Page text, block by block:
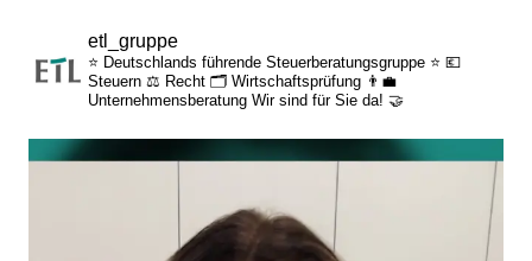
Zusatzleistungen/Mitarbeiterrabatte
etl_gruppe
⭐ Deutschlands führende Steuerberatungsgruppe ⭐ 💶
Steuern ⚖️ Recht 🗂️ Wirtschaftsprüfung 👨‍💼
Unternehmensberatung Wir sind für Sie da! 🤝